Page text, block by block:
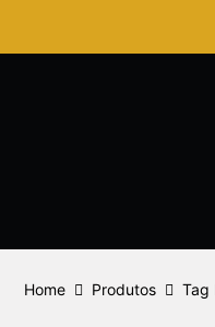
Home Produtos Tag